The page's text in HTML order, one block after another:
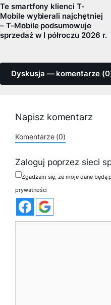
Te smartfony klienci T-
Mobile wybierali najchętniej
– T-Mobile podsumowuje
sprzedaż w I półroczu 2026 r.
Dyskusja — komentarze
Napisz komentarz
Komentarze (0)
Zaloguj poprzez sieci
Zgadzam się, że moje dane
prywatności